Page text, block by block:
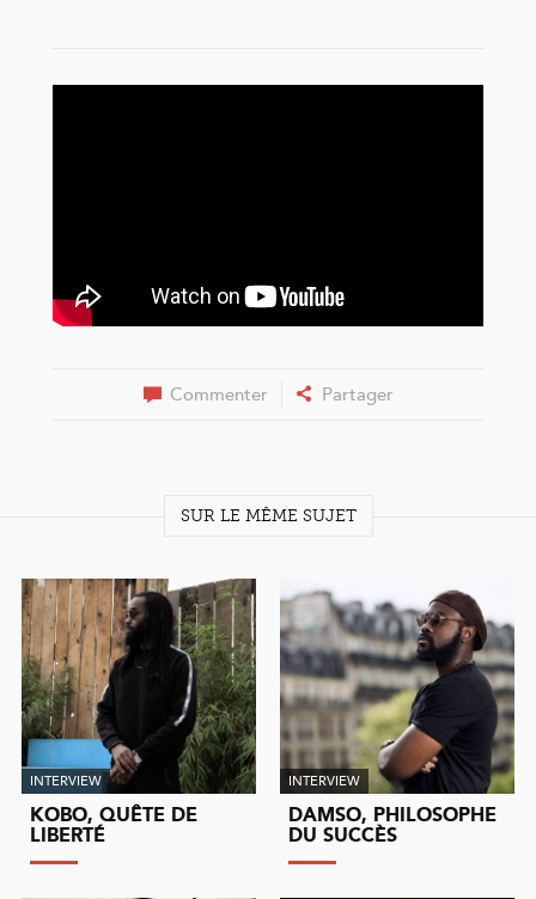
Commenter Partager
SUR LE MÊME SUJET
INTERVIEW
KOBO, QUÊTE DE
LIBERTÉ
INTERVIEW
DAMSO, PHILOSOPHE
DU SUCCÈS